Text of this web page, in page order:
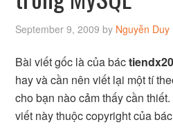
September 9, 2009 by Nguyễn Duy
Bài viết gốc là của bác
hay và cần nên viết lại một tí
cho bạn nào cảm thấy cần
viết này thuộc copyright của